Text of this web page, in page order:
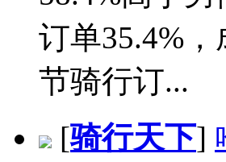
订单35.4%
节骑行订...
[骑行天下]